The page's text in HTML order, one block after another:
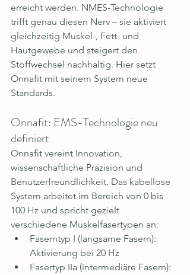
erreicht werden. NMES-Technologie
trifft genau diesen Nerv – sie aktiviert
gleichzeitig Muskel-, Fett- und
Hautgewebe und steigert den
Stoffwechsel nachhaltig. Hier setzt
Onnafit mit seinem System neue
Standards.
Onnafit: EMS-Technologie neu
definiert
Onnafit vereint Innovation,
wissenschaftliche Präzision und
Benutzerfreundlichkeit. Das kabellose
System arbeitet im Bereich von 0 bis
100 Hz und spricht gezielt
verschiedene Muskelfasertypen an:
Faserntyp I (langsame Fasern):
Aktivierung bei 20 Hz
Fasertyp IIa (intermediäre Fasern):